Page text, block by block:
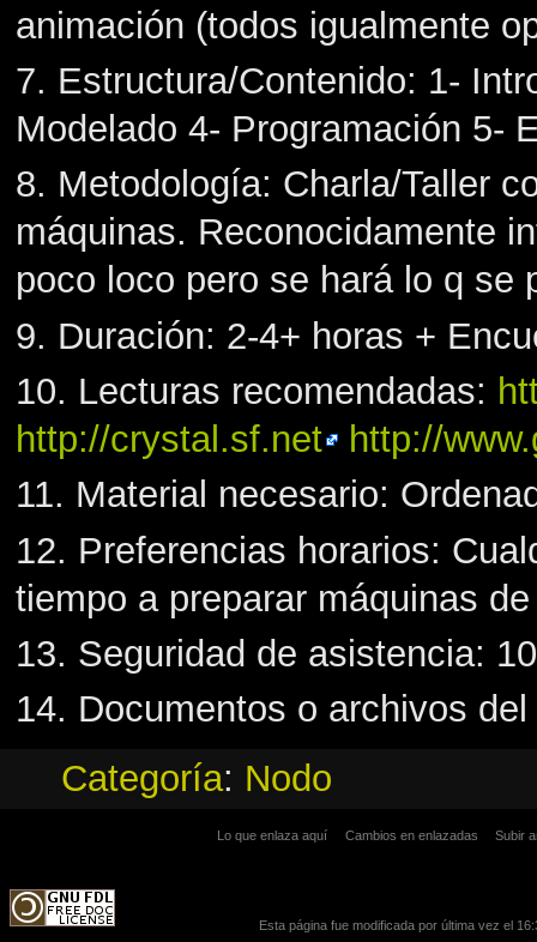
animación (todos igualmente
7. Estructura/Contenido: 1-
Modelado 4- Programación 5-
8. Metodología: Charla/Taller
máquinas. Reconocidamente
poco loco pero se hará lo q se
9. Duración: 2-4+ horas +
10. Lecturas recomendadas:
http://crystal.sf.net
http://
11. Material necesario:
12. Preferencias horarios:
tiempo a preparar máquinas
13. Seguridad de asistencia: 10
14. Documentos o archivos
Categoría: Nodo
Lo que enlaza aquí Cambios en enlazadas Subir
Esta página fue modificada por última vez el